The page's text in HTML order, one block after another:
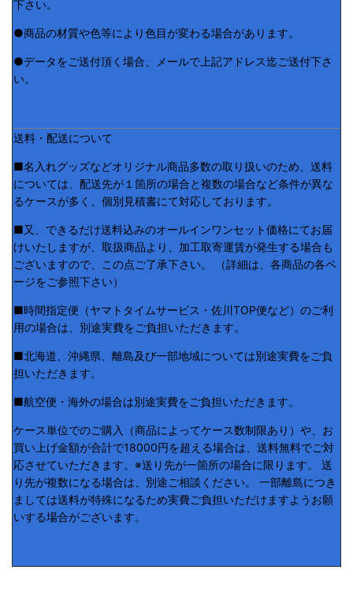
下さい。
●商品の材質や色等により色目が変わる場合があります。
●データをご送付頂く場合、メールで上記アドレス迄ご送付下さ
い。
送料・配送について
■名入れグッズなどオリジナル商品多数の取り扱いのため、送料
については、配送先が１箇所の場合と複数の場合など条件が異な
るケースが多く、個別見積書にて対応しております。
■又、できるだけ送料込みのオールインワンセット価格にてお届
けいたしますが、取扱商品より、加工取寄運賃が発生する場合も
ございますので、この点ご了承下さい。 （詳細は、各商品の各ペ
ージをご参照下さい）
■時間指定便（ヤマトタイムサービス・佐川TOP便など）のご利
用の場合は、別途実費をご負担いただきます。
■北海道、沖縄県、離島及び一部地域については別途実費をご負
担いただきます。
■航空便・海外の場合は別途実費をご負担いただきます。
ケース単位でのご購入（商品によってケース数制限あり）や、お
買い上げ金額が合計で18000円を超える場合は、送料無料でご対
応させていただきます。※送り先が一箇所の場合に限ります。 送
り先が複数になる場合は、別途ご相談ください。 一部離島につき
ましては送料が特殊になるため実費ご負担いただけますようお願
いする場合がございます。